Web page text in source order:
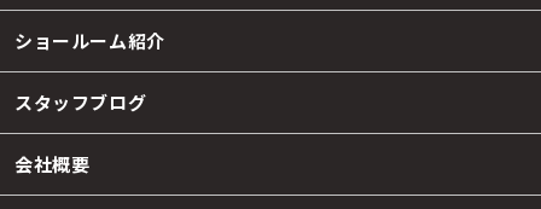
ショールーム紹介
スタッフブログ
会社概要